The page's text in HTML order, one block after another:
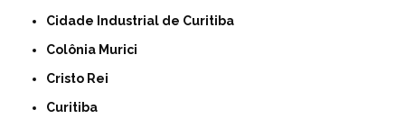
Cidade Industrial de Curitiba
Colônia Murici
Cristo Rei
Curitiba